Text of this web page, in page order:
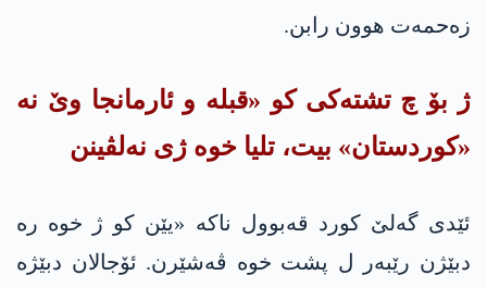
زەحمەت هوون رابن.
ژ بۆ چ تشتەکی کو «قبلە و ئارمانجا وێ نە
«کوردستان» بیت، تلیا خوە ژی نەلڤینن
ئێدی گەلێ کورد قەبوول ناکە «یێن کو ژ خوە رە
دبێژن رێبەر ل پشت خوە ڤەشێرن. ئۆجالان دبێژە